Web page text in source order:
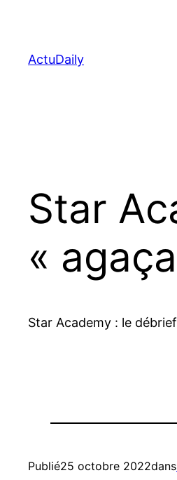
contenu
ActuDaily
Star
«
Star Academy : le
Publié25 octobre 2022dans